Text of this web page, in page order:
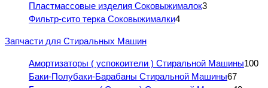
Пластмассовые изделия Соковыжималок3
Фильтр-сито терка Соковыжималки4
Запчасти для Стиральных Машин
Амортизаторы ( успокоители ) Стиральной Машины100
Баки-Полубаки-Барабаны Стиральной Машины67